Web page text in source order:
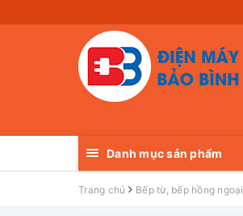
Danh mục sản phẩm
Trang chủ Bếp từ, bếp hồng ngoại